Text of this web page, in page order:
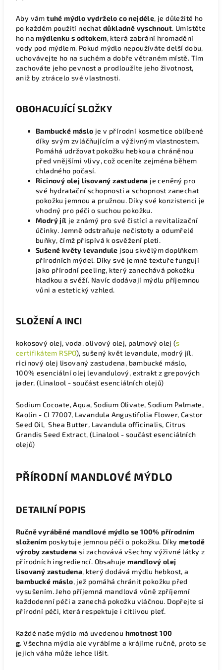
Aby vámtuhé mýdlo vydrželo co nejdéle, je důležité ho
po každém použití nechat důkladně vyschnout. Umístěte
ho namýdlenku s odtokem, která zabrání hromadění
vody pod mýdlem. Pokud mýdlo nepoužíváte delší dobu,
uchovávejte ho na suchém a dobře větraném místě. Tím
zachováte jeho pevnost a prodloužíte jeho životnost,
aniž by ztrácelo své vlastnosti.
OBOHACUJÍCÍ SLOŽKY
Bambucké máslo je v přírodní kosmetice oblíbené
díky svým zvláčňujícím a výživným vlastnostem.
Pomáhá udržovat pokožku hebkou a chráněnou
před vnějšími vlivy, což oceníte zejména během
chladného počasí.
Ricinový olej lisovaný zastudena je ceněný pro
své hydratační schopnosti a schopnost zanechat
pokožku jemnou a pružnou. Díky své konzistenci je
vhodný pro péči o suchou pokožku.
Modrý jíl je známý pro své čistící a revitalizační
účinky. Jemně odstraňuje nečistoty a odumřelé
buňky, čímž přispívá k osvěžení pleti.
Sušené květy levandule jsou skvělým doplňkem
přírodních mýdel. Díky své jemné textuře fungují
jako přírodní peeling, který zanechává pokožku
hladkou a svěží. Navíc dodávají mýdlu příjemnou
vůni a estetický vzhled.
SLOŽENÍ A INCI
kokosový olej, voda, olivový olej, palmový olej (s
certifikátem RSPO), sušený květ levandule, modrý jíl,
ricinový olej lisovaný zastudena, bambucké máslo,
100% esenciální olej levandulový, extrakt z grepových
jader, (Linalool - součást esenciálních olejů)
Sodium Cocoate, Aqua, Sodium Olivate, Sodium Palmate,
Kaolin - CI 77007, Lavandula Angustifolia Flower, Castor
Seed Oil, Shea Butter, Lavandula officinalis, Citrus
Grandis Seed Extract, (Linalool - součást esenciálních
olejů)
PŘÍRODNÍ MANDLOVÉ MÝDLO
DETAILNÍ POPIS
Ručně vyráběné mandlové mýdlo se 100% přírodním
složením poskytuje jemnou péči o pokožku. Díky metodě
výroby zastudena si zachovává všechny výživné látky z
přírodních ingrediencí. Obsahujemandlový olej
lisovaný zastudena, který dodává mýdlu hebkost, a
bambucké máslo, jež pomáhá chránit pokožku před
vysušením. Jeho příjemná mandlová vůně zpříjemní
každodenní péči a zanechá pokožku vláčnou. Dopřejte si
přírodní péči, která respektuje i citlivou pleť.
Každé naše mýdlo má uvedenou hmotnost 100
g. Všechna mýdla ale vyrábíme a krájíme ručně, proto se
jejich váha může lehce lišit.